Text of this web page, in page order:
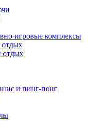
игровые комплексы
отдых
отдых
и пинг-понг